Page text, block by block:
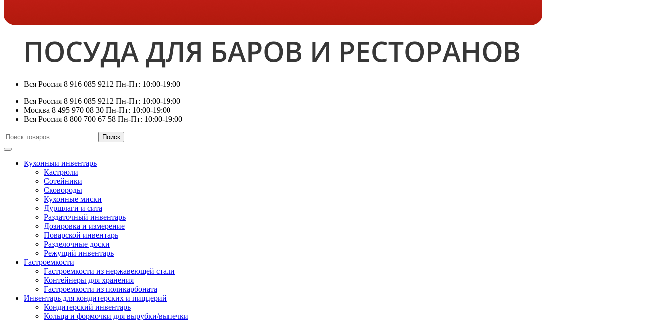
Вся Россия 8 916 085 9212 Пн-Пт: 10:00-19:00
Вся Россия 8 916 085 9212 Пн-Пт: 10:00-19:00
Москва 8 495 970 08 30 Пн-Пт: 10:00-19:00
Вся Россия 8 800 700 67 58 Пн-Пт: 10:00-19:00
Искать:
Поиск
Кухонный инвентарь
Кастрюли
Сотейники
Сковороды
Кухонные миски
Дуршлаги и сита
Раздаточный инвентарь
Дозировка и измерение
Поварской инвентарь
Разделочные доски
Режущий инвентарь
Гастроемкости
Гастроемкости из нержавеющей стали
Контейнеры для хранения
Гастроемкости из поликарбоната
Инвентарь для кондитерских и пиццерий
Кондитерский инвентарь
Кольца и формочки для вырубки/выпечки